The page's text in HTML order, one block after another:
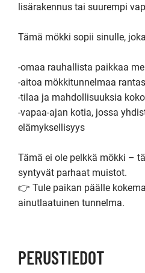
lisärakennus tai suurempi
Tämä mökki sopii sinulle,
-omaa rauhallista paikkaa
-aitoa mökkitunnelmaa
-tilaa ja mahdollisuuksia
-vapaa-ajan kotia, jossa
elämyksellisyys
Tämä ei ole pelkkä mökki –
syntyvät parhaat muistot.
👉 Tule paikan päälle
ainutlaatuinen tunnelma.
PERUSTIEDOT